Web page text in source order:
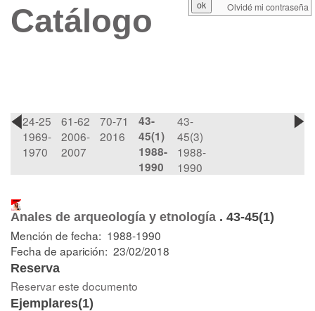
Catálogo
24-25
1969-
1970
61-62
2006-
2007
70-71
2016
43-
45(1)
1988-
1990
43-
45(3)
1988-
1990
Anales de arqueología y etnología . 43-45(1)
Mención de fecha: 1988-1990
Fecha de aparición: 23/02/2018
Reserva
Reservar este documento
Ejemplares(1)
Olvidé mi contraseña